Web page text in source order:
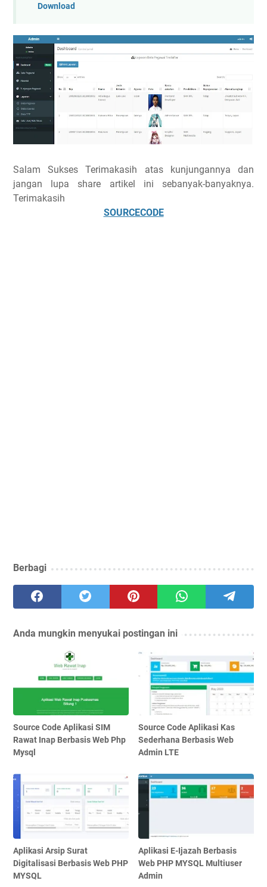
Download
Salam Sukses Terimakasih atas kunjungannya dan
jangan lupa share artikel ini sebanyak-banyaknya.
Terimakasih
SOURCECODE
Berbagi
Anda mungkin menyukai postingan ini
Source Code Aplikasi SIM
Rawat Inap Berbasis Web Php
Mysql
Source Code Aplikasi Kas
Sederhana Berbasis Web
Admin LTE
Aplikasi Arsip Surat
Digitalisasi Berbasis Web PHP
MYSQL
Aplikasi E-Ijazah Berbasis
Web PHP MYSQL Multiuser
Admin